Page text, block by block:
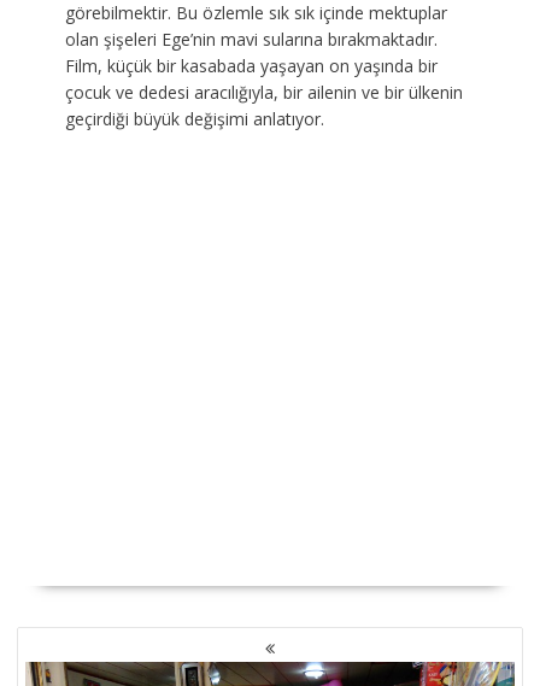
görebilmektir. Bu özlemle sık sık içinde mektuplar
olan şişeleri Ege’nin mavi sularına bırakmaktadır.
Film, küçük bir kasabada yaşayan on yaşında bir
çocuk ve dedesi aracılığıyla, bir ailenin ve bir ülkenin
geçirdiği büyük değişimi anlatıyor.
YAZI
GEZINMESI